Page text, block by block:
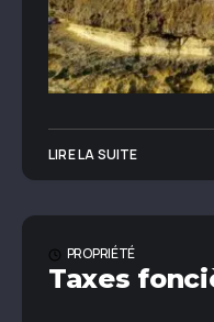
LIRE LA SUITE
PROPRIÉTÉ
Taxes